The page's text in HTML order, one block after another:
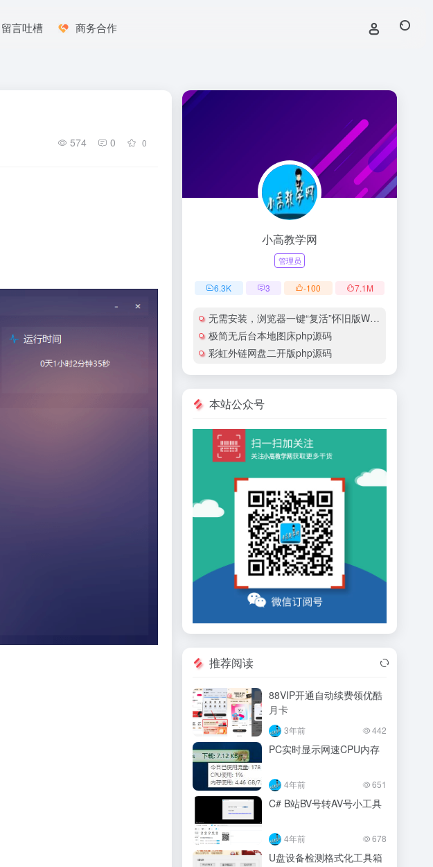
留言吐槽 商务合作
574 0 0
小高教学网
管理员
6.3K 3 -100 7.1M
无需安装，浏览器一键“复活”怀旧版Windows
极简无后台本地图床php源码
彩虹外链网盘二开版php源码
本站公众号
推荐阅读
88VIP开通自动续费领优酷
月卡
3年前 442
PC实时显示网速CPU内存
4年前 651
C# B站BV号转AV号小工具
4年前 678
U盘设备检测格式化工具箱